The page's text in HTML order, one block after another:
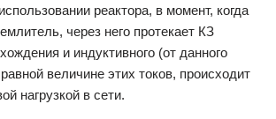
реактора, в момент, когда
через него протекает КЗ
и индуктивного (от данного
величине этих токов, происходит
нагрузкой в сети.